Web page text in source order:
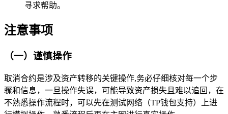
寻求帮助。
注意事项
（一）谨慎操作
取消合约是涉及资产转移的关键操作,务必仔细核对每一个步
骤和信息，一旦操作失误，可能导致资产损失且难以追回，在
不熟悉操作流程时，可以先在测试网络（TP钱包支持）上进